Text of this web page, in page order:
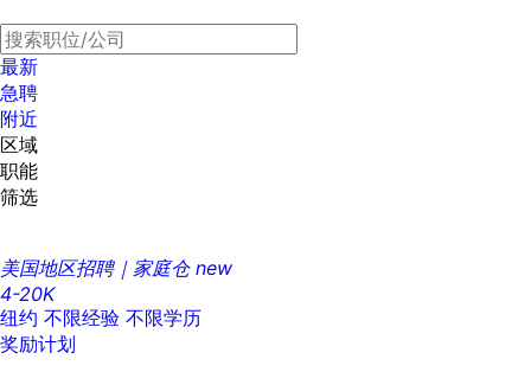
最新
急聘
附近
区域
职能
筛选
美国地区招聘｜家庭仓 new
4-20K
纽约 不限经验 不限学历
奖励计划